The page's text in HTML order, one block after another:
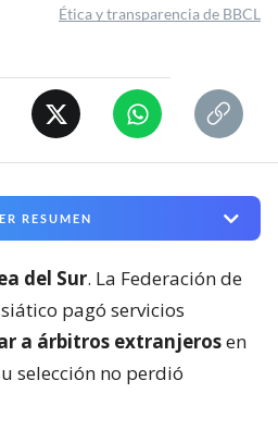
Ética y transparencia de BBCL
RESUMEN
del Sur. La Federación de
pagó servicios
a árbitros extranjerosen
selección no perdió